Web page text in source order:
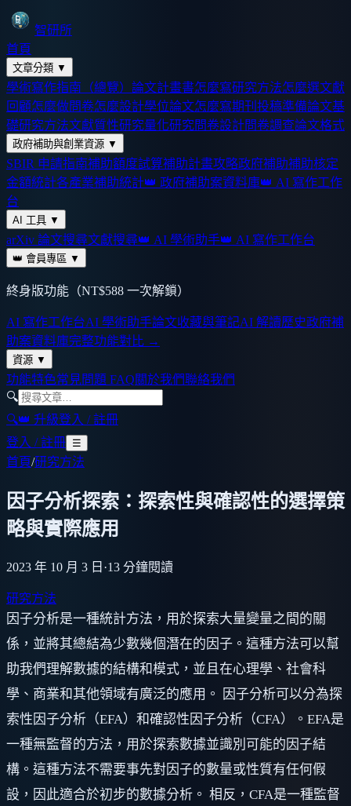
智研所
首頁
文章分類 ▼
學術寫作指南（總覽） 論文計畫書怎麼寫研究方法怎麼選文獻
回顧怎麼做問卷怎麼設計學位論文怎麼寫期刊投稿準備論文基
礎研究方法文獻質性研究量化研究問卷設計問卷調查論文格式
政府補助與創業資源 ▼
SBIR 申請指南補助額度試算補助計畫攻略政府補助補助核定
金額統計各產業補助統計👑 政府補助案資料庫👑 AI 寫作工作
台
AI 工具 ▼
arXiv 論文搜尋文獻搜尋👑 AI 學術助手👑 AI 寫作工作台
👑 會員專區 ▼
終身版功能（NT$588 一次解鎖）
AI 寫作工作台AI 學術助手論文收藏與筆記AI 解讀歷史政府補
助案資料庫完整功能對比 →
資源 ▼
功能特色常見問題 FAQ關於我們聯絡我們
🔍
🔍👑 升級登入 / 註冊
登入 / 註冊 ☰
首頁/研究方法
因子分析探索：探索性與確認性的選擇策
略與實際應用
2023 年 10 月 3 日 ·13 分鐘閱讀
研究方法
因子分析是一種統計方法，用於探索大量變量之間的關
係，並將其總結為少數幾個潛在的因子。這種方法可以幫
助我們理解數據的結構和模式，並且在心理學、社會科
學、商業和其他領域有廣泛的應用。 因子分析可以分為探
索性因子分析（EFA）和確認性因子分析（CFA）。EFA是
一種無監督的方法，用於探索數據並識別可能的因子結
構。這種方法不需要事先對因子的數量或性質有任何假
設，因此適合於初步的數據分析。 相反，CFA是一種監督